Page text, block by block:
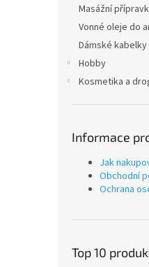
Masážní
Vonné oleje do
Dámské kabelky
Hobby
Kosmetika a
Informace
Jak
Obchodní
Ochrana
Top 10